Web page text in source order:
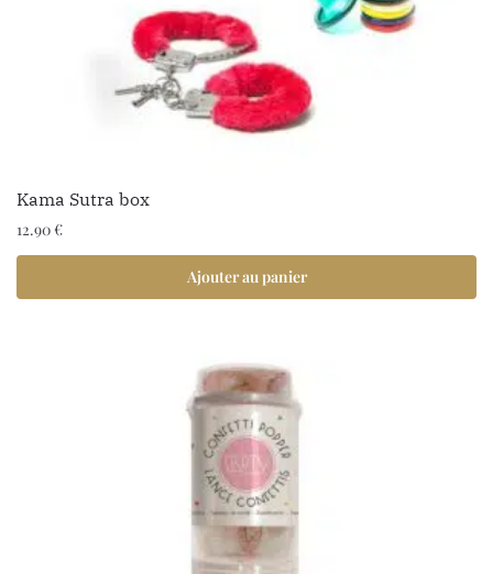
Kama Sutra box
12.90€
Ajouter au panier